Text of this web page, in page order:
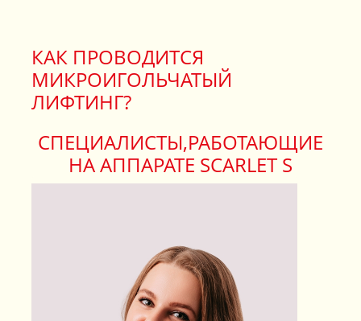
КАК ПРОВОДИТСЯ
МИКРОИГОЛЬЧАТЫЙ
ЛИФТИНГ?
ЗАПИСАТЬСЯ НА КОНСУЛЬТАЦИЮ
СПЕЦИАЛИСТЫ,РАБОТАЮЩИЕ
НА АППАРАТЕ SCARLET S